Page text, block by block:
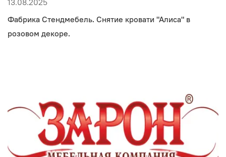
13.08.2025
Фабрика Стендмебель. Снятие кровати "Алиса" в
розовом декоре.